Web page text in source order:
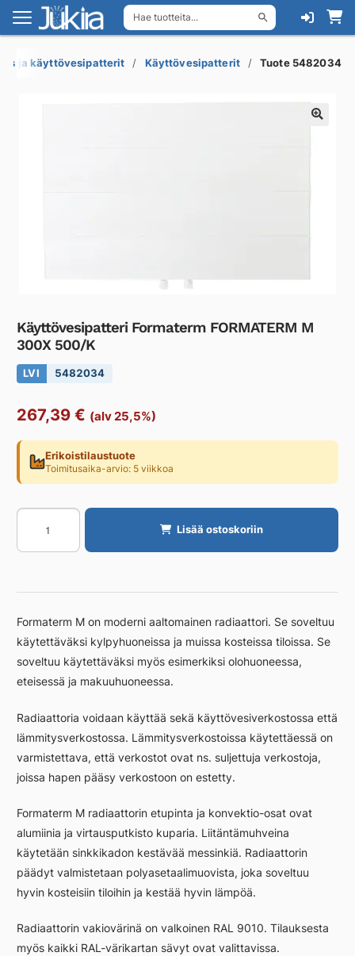
Hae tuotteita...
Siirry
navigointiin
Siirry
sisältöön
ja käyttövesipatterit Käyttövesipatterit Tuote 5482034
Käyttövesipatteri Formaterm FORMATERM M
300X 500/K
LVI 5482034
267,39 € (alv 25,5%)
Erikoistilaustuote
Toimitusaika-arvio: 5 viikkoa
Käyttövesipatteri
Formaterm
FORMATERM
300X
määrä
Lisää ostoskoriin
Formaterm M on moderni aaltomainen radiaattori. Se soveltuu
käytettäväksi kylpyhuoneissa ja muissa kosteissa tiloissa. Se
soveltuu käytettäväksi myös esimerkiksi olohuoneessa,
eteisessä ja makuuhuoneessa.
Radiaattoria voidaan käyttää sekä käyttövesiverkostossa että
lämmitysverkostossa. Lämmitysverkostoissa käytettäessä on
varmistettava, että verkostot ovat ns. suljettuja verkostoja,
joissa hapen pääsy verkostoon on estetty.
Formaterm M radiaattorin etupinta ja konvektio-osat ovat
alumiinia ja virtausputkisto kuparia. Liitäntämuhveina
käytetään sinkkikadon kestävää messinkiä. Radiaattorin
päädyt valmistetaan polyasetaalimuovista, joka soveltuu
hyvin kosteisiin tiloihin ja kestää hyvin lämpöä.
Radiaattorin vakiovärinä on valkoinen RAL 9010. Tilauksesta
myös kaikki RAL-värikartan sävyt ovat valittavissa.